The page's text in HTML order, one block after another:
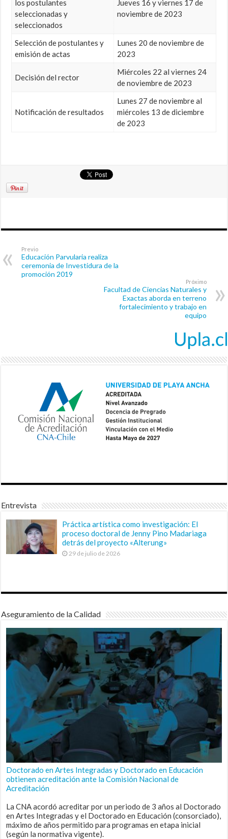
los postulantes
seleccionadas y
seleccionados
Jueves 16 y viernes 17 de
noviembre de 2023
Selección de postulantes y
emisión de actas
Lunes 20 de noviembre de
2023
Decisión del rector
Miércoles 22 al viernes 24
de noviembre de 2023
Notificación de resultados
Lunes 27 de noviembre al
miércoles 13 de diciembre
de 2023
Previo
Educación Parvularia realiza
ceremonia de Investidura de la
promoción 2019
Próximo
Facultad de Ciencias Naturales y
Exactas aborda en terreno
fortalecimiento y trabajo en
equipo
Entrevista
Práctica artística como investigación: El
proceso doctoral de Jenny Pino Madariaga
detrás del proyecto «Alterung»
29 de julio de 2026
Aseguramiento de la Calidad
Doctorado en Artes Integradas y Doctorado en Educación
obtienen acreditación ante la Comisión Nacional de
Acreditación
La CNA acordó acreditar por un periodo de 3 años al Doctorado
en Artes Integradas y el Doctorado en Educación (consorciado),
máximo de años permitido para programas en etapa inicial
(según la normativa vigente).